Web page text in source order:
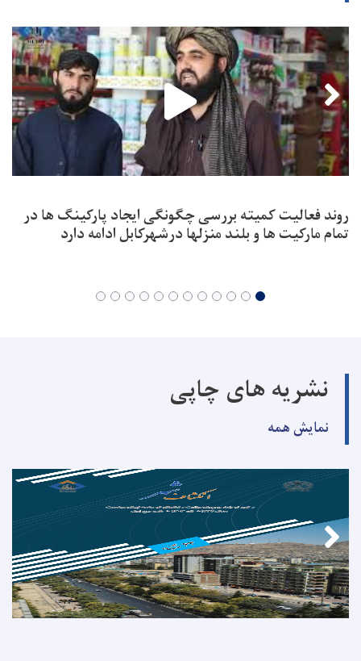
روند فعالیت کمیته بررسی چگونگی ایجاد پارکینگ ها در
تمام مارکیت ها و بلند منزلها درشهرکابل ادامه دارد
نشریه های چاپی
نمایش همه